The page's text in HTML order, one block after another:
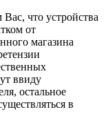
что устройства
от
магазина
ввиду
остальное
в